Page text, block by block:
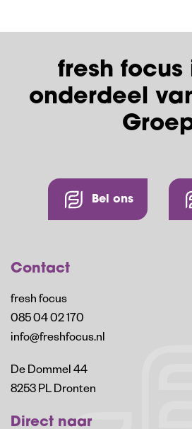
fresh focus
onderdeel
Bel ons
Contact
fresh focus
085 04 02 170
info@freshfocus.nl
De Dommel 44
8253 PL Dronten
Direct naar